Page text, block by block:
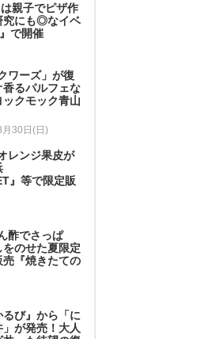
親子でピザ作
究にも◎なイベ
で開催
ワーズ」が復
るパルフェな
クモック青山
30日(日)
レンジ果皮が
』等で限定販
酢でさっぱ
をのせた夏限定
『焼きたての
るび』から「に
が発売！大人